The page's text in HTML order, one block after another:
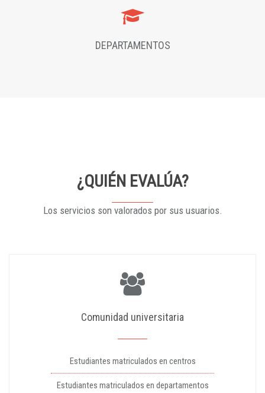
DEPARTAMENTOS
¿QUIÉN EVALÚA?
Los servicios son valorados por sus usuarios.
Comunidad universitaria
Estudiantes matriculados en centros
Estudiantes matriculados en departamentos